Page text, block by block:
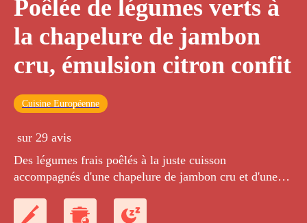
Poêlée de légumes verts à
la chapelure de jambon
cru, émulsion citron confit
Cuisine Européenne
sur 29 avis
Des légumes frais poêlés à la juste cuisson
accompagnés d'une chapelure de jambon cru et d'une